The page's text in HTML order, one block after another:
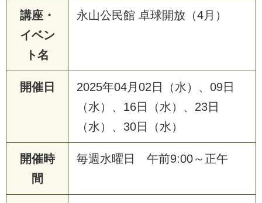
講座・
イベン
ト名
永山公民館 卓球開放（4月）
開催日
2025年04月02日（水）、09日
（水）、16日（水）、23日
（水）、30日（水）
開催時
間
毎週水曜日 午前9:00～正午